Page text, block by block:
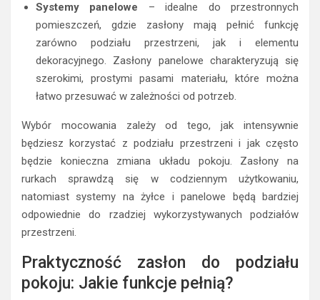
Systemy panelowe – idealne do przestronnych
pomieszczeń, gdzie zasłony mają pełnić funkcję
zarówno podziału przestrzeni, jak i elementu
dekoracyjnego. Zasłony panelowe charakteryzują się
szerokimi, prostymi pasami materiału, które można
łatwo przesuwać w zależności od potrzeb.
Wybór mocowania zależy od tego, jak intensywnie
będziesz korzystać z podziału przestrzeni i jak często
będzie konieczna zmiana układu pokoju. Zasłony na
rurkach sprawdzą się w codziennym użytkowaniu,
natomiast systemy na żyłce i panelowe będą bardziej
odpowiednie do rzadziej wykorzystywanych podziałów
przestrzeni.
Praktyczność zasłon do podziału
pokoju: Jakie funkcje pełnią?